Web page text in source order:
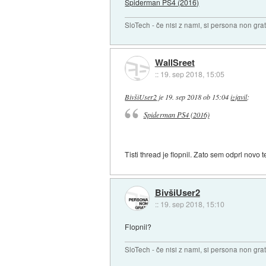
Spiderman PS4 (2016)
SloTech - če nisi z nami, si persona non
WallSreet
:: 19. sep 2018, 15:05
BivšiUser2 je 19. sep 2018 ob 15:04 izjavil:
Spiderman PS4 (2016)
Tisti thread je flopnil. Zato sem odprl novo
BivšiUser2
:: 19. sep 2018, 15:10
Flopnil?
SloTech - če nisi z nami, si persona non